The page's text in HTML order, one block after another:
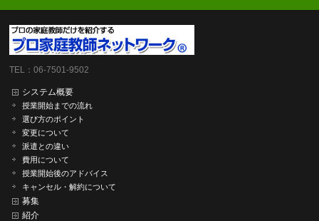
TEL：06-7501-9502
システム概要
授業開始までの流れ
選び方のポイント
変更について
派遣との違い
費用について
授業開始後のアドバイス
キャンセル・解約について
募集
紹介